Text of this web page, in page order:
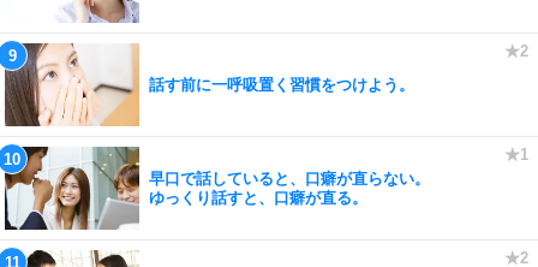
話す前に一呼吸置く習慣をつけよう。
早口で話していると、口癖が直らない。
ゆっくり話すと、口癖が直る。